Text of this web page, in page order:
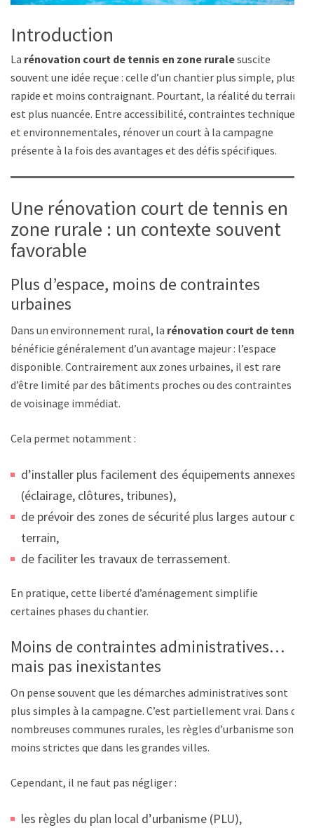
Introduction
La rénovation court de tennis en zone ruralesuscite
souvent une idée reçue : celle d’un chantier plus simple, plus
rapide et moins contraignant. Pourtant, la réalité du terrain
est plus nuancée. Entre accessibilité, contraintes techniques
et environnementales, rénover un court à la campagne
présente à la fois des avantages et des défis spécifiques.
Une rénovation court de tennis en
zone rurale : un contexte souvent
favorable
Plus d’espace, moins de contraintes
urbaines
Dans un environnement rural, la rénovation court de tennis
bénéficie généralement d’un avantage majeur : l’espace
disponible. Contrairement aux zones urbaines, il est rare
d’être limité par des bâtiments proches ou des contraintes
de voisinage immédiat.
Cela permet notamment :
d’installer plus facilement des équipements annexes
(éclairage, clôtures, tribunes),
de prévoir des zones de sécurité plus larges autour du
terrain,
de faciliter les travaux de terrassement.
En pratique, cette liberté d’aménagement simplifie
certaines phases du chantier.
Moins de contraintes administratives…
mais pas inexistantes
On pense souvent que les démarches administratives sont
plus simples à la campagne. C’est partiellement vrai. Dans de
nombreuses communes rurales, les règles d’urbanisme sont
moins strictes que dans les grandes villes.
Cependant, il ne faut pas négliger :
les règles du plan local d’urbanisme (PLU),